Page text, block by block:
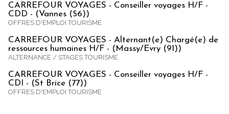
CARREFOUR VOYAGES - Conseiller voyages H/F -
CDD - (Vannes (56))
OFFRES D'EMPLOI TOURISME
CARREFOUR VOYAGES - Alternant(e) Chargé(e) de
ressources humaines H/F - (Massy/Evry (91))
ALTERNANCE / STAGES TOURISME
CARREFOUR VOYAGES - Conseiller voyages H/F -
CDI - (St Brice (77))
OFFRES D'EMPLOI TOURISME